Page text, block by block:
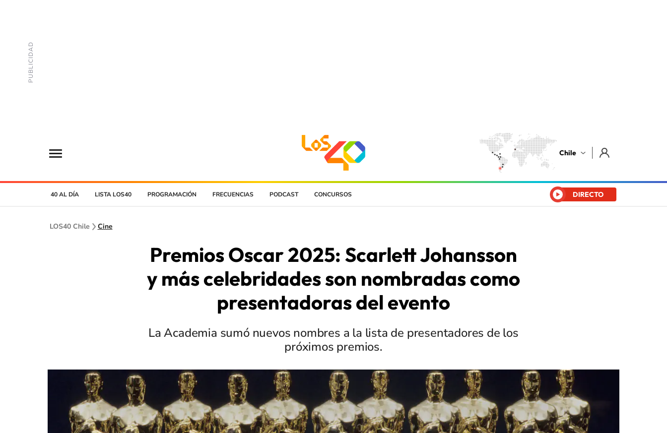
Chile
40 AL DÍA LISTA LOS40 PROGRAMACIÓN FRECUENCIAS PODCAST CONCURSOS DIRECTO
LOS40 Chile Cine
Premios Oscar 2025: Scarlett Johansson
y más celebridades son nombradas como
presentadoras del evento
La Academia sumó nuevos nombres a la lista de presentadores de los
próximos premios.